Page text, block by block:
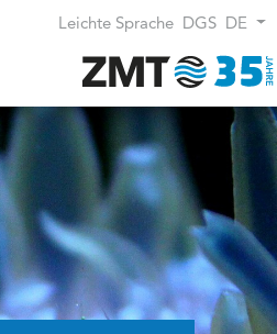
Leichte Sprache DGS DE